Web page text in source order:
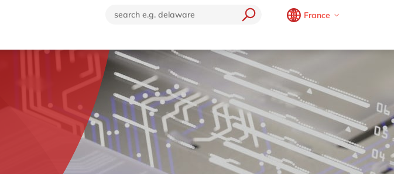
France
Brazil
China
France
fr
Germany
en
Hungary
hu
en
India
en